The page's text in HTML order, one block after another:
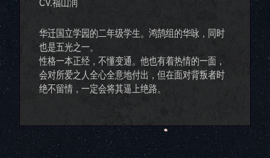
CV.福山润
华迁国立学园的二年级学生。鸿鹄组的华咏，同时
也是五光之一。
性格一本正经，不懂变通。他也有着热情的一面，
会对所爱之人全心全意地付出，但在面对背叛者时
绝不留情，一定会将其逼上绝路。